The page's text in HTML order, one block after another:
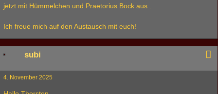
jetzt mit Hümmelchen und Praetorius Bock aus .
Ich freue mich auf den Austausch mit euch!
subi
4. November 2025